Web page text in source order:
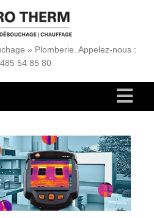
» Plomberie. Appelez-nous :
54 85 80